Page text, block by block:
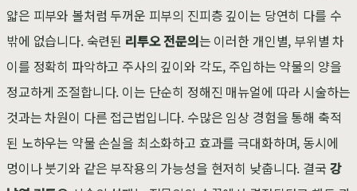
얇은 피부와 볼처럼 두꺼운 피부의 진피층 깊이는 당연히 다를 수
밖에 없습니다. 숙련된 리투오 전문의는 이러한 개인별, 부위별 차
이를 정확히 파악하고 주사의 깊이와 각도, 주입하는 약물의 양을
정교하게 조절합니다. 이는 단순히 정해진 매뉴얼에 따라 시술하는
것과는 차원이 다른 접근법입니다. 수많은 임상 경험을 통해 축적
된 노하우는 약물 손실을 최소화하고 효과를 극대화하며, 동시에
멍이나 붓기와 같은 부작용의 가능성을 현저히 낮춥니다. 결국 강